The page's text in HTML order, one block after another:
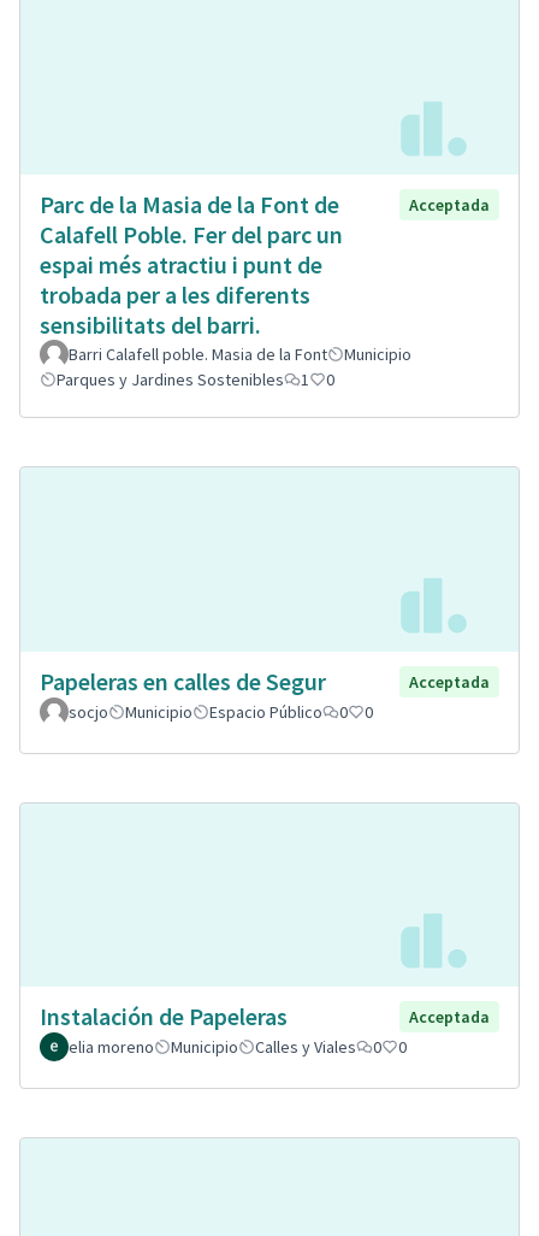
Parc de la Masia de la Font de
Calafell Poble. Fer del parc un
espai més atractiu i punt de
trobada per a les diferents
sensibilitats del barri.
Acceptada
Barri Calafell poble. Masia de la Font
Municipio
Parques y Jardines Sostenibles
1 0
Papeleras en calles de Segur
Acceptada
socjo
Municipio Espacio Público 0 0
Instalación de Papeleras
Acceptada
elia moreno
Municipio Calles y Viales 0 0